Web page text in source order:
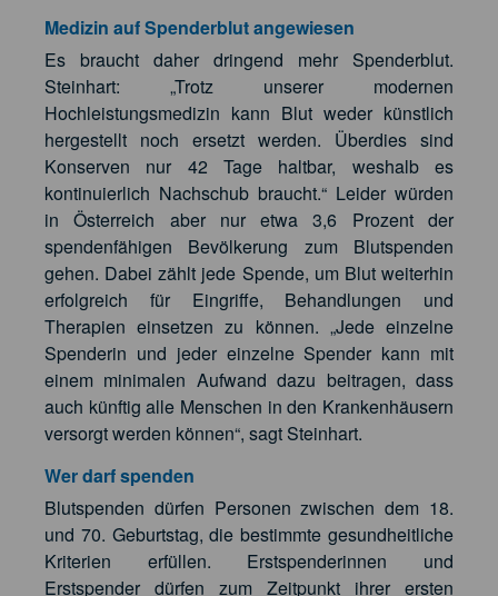
Medizin auf Spenderblut angewiesen
Es braucht daher dringend mehr Spenderblut.
Steinhart: „Trotz unserer modernen
Hochleistungsmedizin kann Blut weder künstlich
hergestellt noch ersetzt werden. Überdies sind
Konserven nur 42 Tage haltbar, weshalb es
kontinuierlich Nachschub braucht.“ Leider würden
in Österreich aber nur etwa 3,6 Prozent der
spendenfähigen Bevölkerung zum Blutspenden
gehen. Dabei zählt jede Spende, um Blut weiterhin
erfolgreich für Eingriffe, Behandlungen und
Therapien einsetzen zu können. „Jede einzelne
Spenderin und jeder einzelne Spender kann mit
einem minimalen Aufwand dazu beitragen, dass
auch künftig alle Menschen in den Krankenhäusern
versorgt werden können“, sagt Steinhart.
Wer darf spenden
Blutspenden dürfen Personen zwischen dem 18.
und 70. Geburtstag, die bestimmte gesundheitliche
Kriterien erfüllen. Erstspenderinnen und
Erstspender dürfen zum Zeitpunkt ihrer ersten